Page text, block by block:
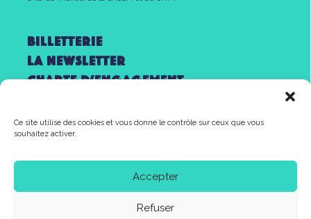
Ce site utilise des cookies et vous donne le contrôle sur ceux que vous
souhaitez activer.
Accepter
Refuser
Billetterie
la newsletter
Charte d’engagement
Partenaires
Contact